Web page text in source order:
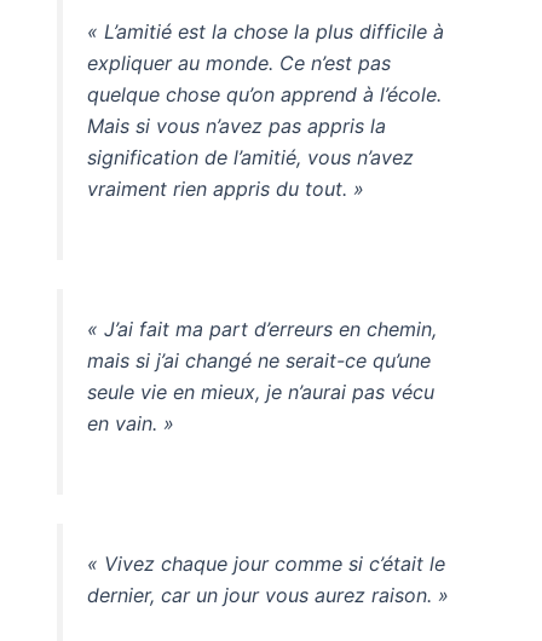
« L’amitié est la chose la plus difficile à
expliquer au monde. Ce n’est pas
quelque chose qu’on apprend à l’école.
Mais si vous n’avez pas appris la
signification de l’amitié, vous n’avez
vraiment rien appris du tout. »
« J’ai fait ma part d’erreurs en chemin,
mais si j’ai changé ne serait-ce qu’une
seule vie en mieux, je n’aurai pas vécu
en vain. »
« Vivez chaque jour comme si c’était le
dernier, car un jour vous aurez raison. »